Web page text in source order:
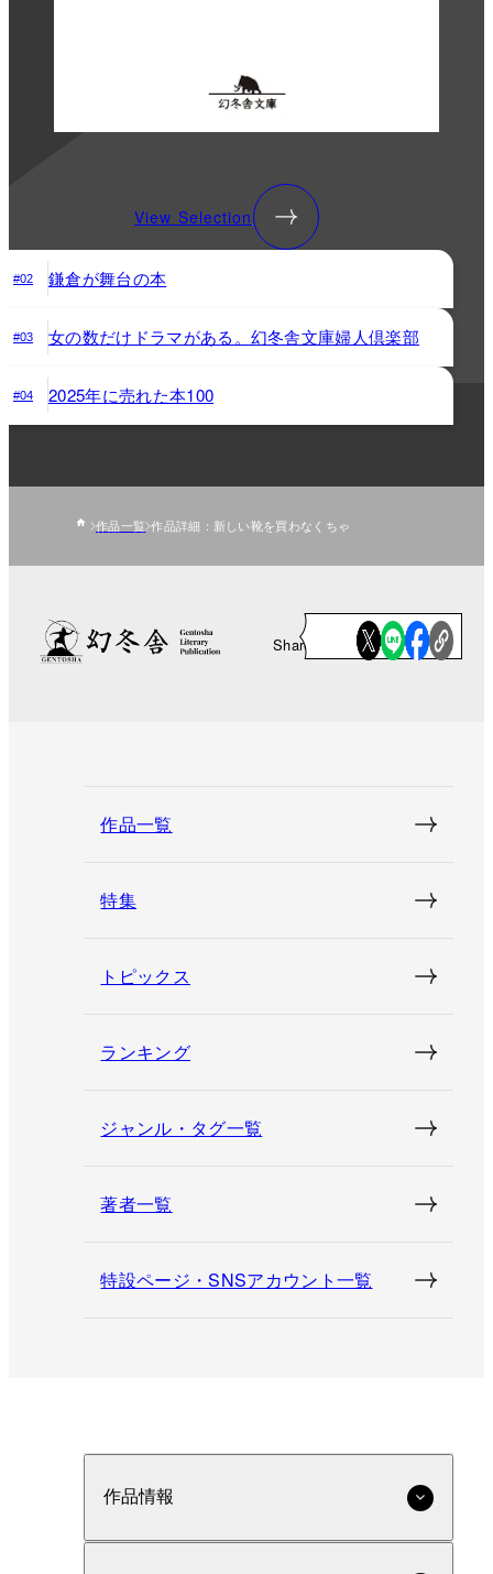
View Selection
#02 鎌倉が舞台の本
#03 女の数だけドラマがある。幻冬舎文庫婦人倶楽部
#04 2025年に売れた本100
作品一覧 作品詳細：新しい靴を買わなくちゃ
Share
作品一覧
特集
トピックス
ランキング
ジャンル・タグ一覧
著者一覧
特設ページ・SNSアカウント一覧
作品情報